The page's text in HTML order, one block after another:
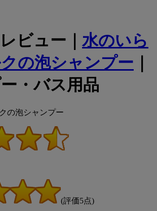
ビュー｜ 水のいら
の泡シャンプー
・バス用品
の泡シャンプー
(評価5点)